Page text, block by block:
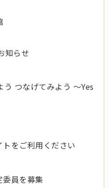
知らせ
つなげてみよう ～Yes
をご利用ください
員を募集